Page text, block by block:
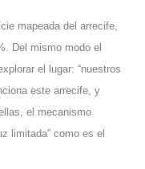
mapeada del arrecife,
Del mismo modo el
el lugar: “nuestros
este arrecife, y
el mecanismo
limitada” como es el